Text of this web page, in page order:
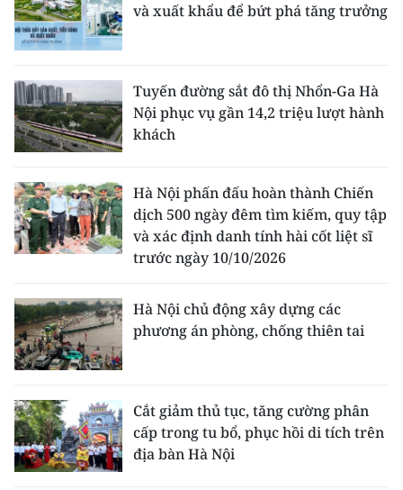
và xuất khẩu để bứt phá tăng trưởng
Tuyến đường sắt đô thị Nhổn-Ga Hà
Nội phục vụ gần 14,2 triệu lượt hành
khách
Hà Nội phấn đấu hoàn thành Chiến
dịch 500 ngày đêm tìm kiếm, quy tập
và xác định danh tính hài cốt liệt sĩ
trước ngày 10/10/2026
Hà Nội chủ động xây dựng các
phương án phòng, chống thiên tai
Cắt giảm thủ tục, tăng cường phân
cấp trong tu bổ, phục hồi di tích trên
địa bàn Hà Nội